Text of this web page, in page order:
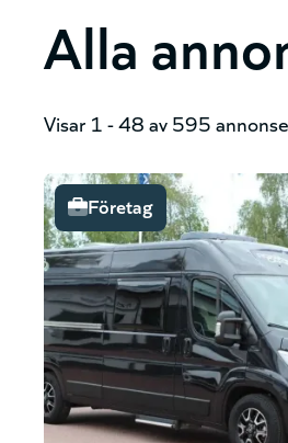
Alla
Visar 1 - 48 av 595
Företag